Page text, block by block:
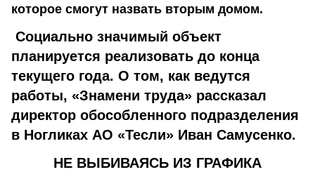
которое смогут назвать вторым домом.
Социально значимый объект
планируется реализовать до конца
текущего года. О том, как ведутся
работы, «Знамени труда» рассказал
директор обособленного подразделения
в Ногликах АО «Тесли» Иван Самусенко.
НЕ ВЫБИВАЯСЬ ИЗ ГРАФИКА